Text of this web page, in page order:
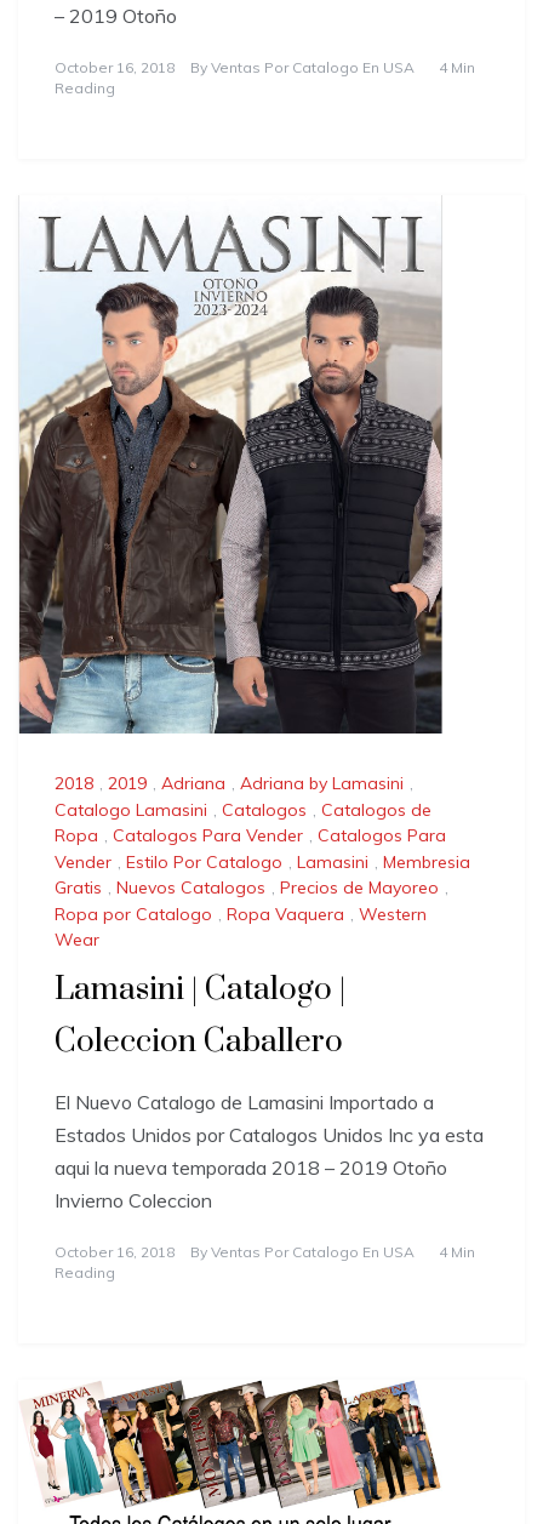
– 2019 Otoño
October 16, 2018 By Ventas Por Catalogo En USA
4 Min
Reading
2018 , 2019 , Adriana , Adriana by Lamasini ,
Catalogo Lamasini , Catalogos , Catalogos de
Ropa , Catalogos Para Vender , Catalogos Para
Vender , Estilo Por Catalogo , Lamasini , Membresia
Gratis , Nuevos Catalogos , Precios de Mayoreo ,
Ropa por Catalogo , Ropa Vaquera , Western
Wear
Lamasini | Catalogo |
Coleccion Caballero
El Nuevo Catalogo de Lamasini Importado a
Estados Unidos por Catalogos Unidos Inc ya esta
aqui la nueva temporada 2018 – 2019 Otoño
Invierno Coleccion
October 16, 2018 By Ventas Por Catalogo En USA
4 Min
Reading